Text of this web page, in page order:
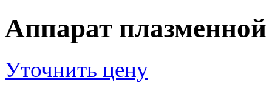
Аппарат
Уточнить цену